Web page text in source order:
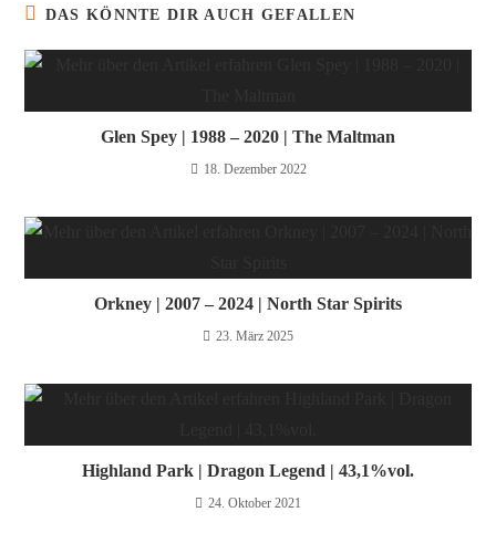
DAS KÖNNTE DIR AUCH GEFALLEN
Glen Spey | 1988 – 2020 | The Maltman
18. Dezember 2022
Orkney | 2007 – 2024 | North Star Spirits
23. März 2025
Highland Park | Dragon Legend | 43,1%vol.
24. Oktober 2021